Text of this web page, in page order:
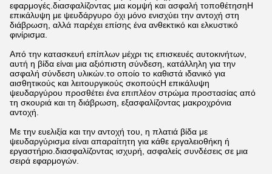
εφαρμογές.διασφαλίζοντας μια κομψή και ασφαλή τοποθέτησηΗ
επικάλυψη με ψευδάργυρο όχι μόνο ενισχύει την αντοχή στη
διάβρωση, αλλά παρέχει επίσης ένα ανθεκτικό και ελκυστικό
φινίρισμα.
Από την κατασκευή επίπλων μέχρι τις επισκευές αυτοκινήτων,
αυτή η βίδα είναι μια αξιόπιστη σύνδεση, κατάλληλη για την
ασφαλή σύνδεση υλικών.το οποίο το καθιστά ιδανικό για
αισθητικούς και λειτουργικούς σκοπούςΗ επικάλυψη
ψευδαργύρου προσθέτει ένα επιπλέον στρώμα προστασίας από
τη σκουριά και τη διάβρωση, εξασφαλίζοντας μακροχρόνια
αντοχή.
Με την ευελιξία και την αντοχή του, η πλατιά βίδα με
ψευδαργύρισμα είναι απαραίτητη για κάθε εργαλειοθήκη ή
εργαστήριο.διασφαλίζοντας ισχυρή, ασφαλείς συνδέσεις σε μια
σειρά εφαρμογών.